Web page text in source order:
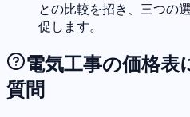
との比較を招き、三つの
促します。
電気工事の価格表
質問